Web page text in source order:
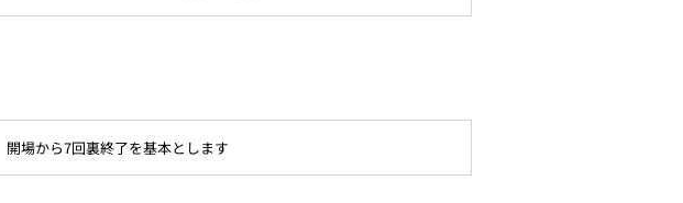
開場から7回裏終了を基本とします